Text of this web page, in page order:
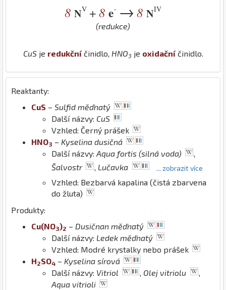
8 NV +8 e- → 8 NIV
(redukce)
CuSje redukčníčinidlo, HNO3 je oxidačníčinidlo.
Reaktanty:
CuS – Sulfid měďnatý
Další názvy: CuS
Vzhled: Černý prášek
HNO3 – Kyselina dusičná
Další názvy: Aqua fortis (silná voda)
,
Šalvostr
, Lučavka ... zobrazit více
Vzhled: Bezbarvá kapalina (čistá zbarvena
do žluta)
Produkty:
Cu(NO3)2 – Dusičnan měďnatý
Další názvy: Ledek měďnatý
Vzhled: Modré krystalky nebo prášek
H2SO4 – Kyselina sírová
Další názvy: Vitriol , Olej vitriolu
,
Aqua vitrioli